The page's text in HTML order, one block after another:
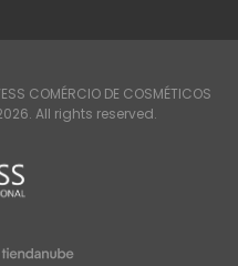
COMÉRCIO DE COSMÉTICOS
All rights reserved.